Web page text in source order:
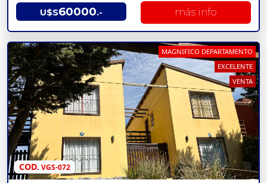
U$S60000.- más info
COD.VGS-072
MAGNIFICO DEPARTAMENTO
EXCELENTE
VENTA